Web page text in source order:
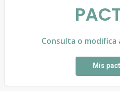
Consulta o
Mis